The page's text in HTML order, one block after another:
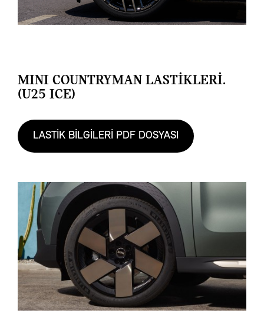
MINI COUNTRYMAN LASTİKLERİ.
(U25 ICE)
LASTİK BİLGİLERİ PDF DOSYASI